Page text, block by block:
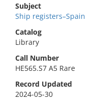
Subject
Ship registers–Spain
Catalog
Library
Call Number
HE565.S7 A5 Rare
Record Updated
2024-05-30